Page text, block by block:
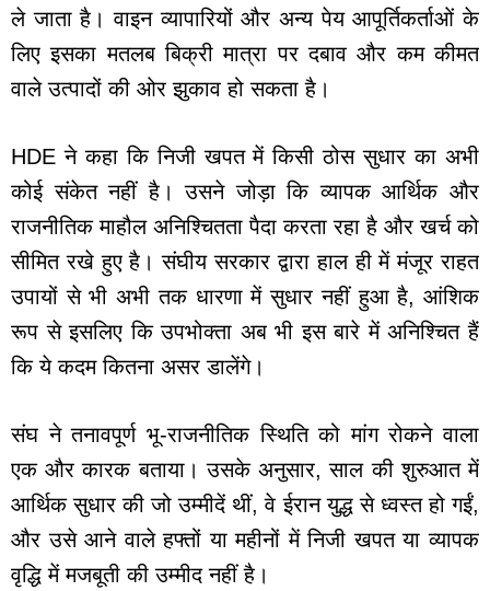
ले जाता है। वाइन व्यापारियों और अन्य पेय आपूर्तिकर्ताओं के
लिए इसका मतलब बिक्री मात्रा पर दबाव और कम कीमत
वाले उत्पादों की ओर झुकाव हो सकता है।
HDE ने कहा कि निजी खपत में किसी ठोस सुधार का अभी
कोई संकेत नहीं है। उसने जोड़ा कि व्यापक आर्थिक और
राजनीतिक माहौल अनिश्चितता पैदा करता रहा है और खर्च को
सीमित रखे हुए है। संघीय सरकार द्वारा हाल ही में मंजूर राहत
उपायों से भी अभी तक धारणा में सुधार नहीं हुआ है, आंशिक
रूप से इसलिए कि उपभोक्ता अब भी इस बारे में अनिश्चित हैं
कि ये कदम कितना असर डालेंगे।
संघ ने तनावपूर्ण भू-राजनीतिक स्थिति को मांग रोकने वाला
एक और कारक बताया। उसके अनुसार, साल की शुरुआत में
आर्थिक सुधार की जो उम्मीदें थीं, वे ईरान युद्ध से ध्वस्त हो गईं,
और उसे आने वाले हफ्तों या महीनों में निजी खपत या व्यापक
वृद्धि में मजबूती की उम्मीद नहीं है।